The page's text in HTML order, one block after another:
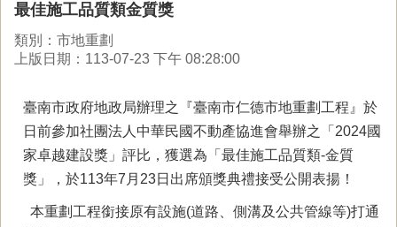
最佳施工品質類金質獎
類別：市地重劃
上版日期：113-07-23 下午 08:28:00
臺南市政府地政局辦理之『臺南市仁德市地重劃工程』於
日前參加社團法人中華民國不動產協進會舉辦之「2024國
家卓越建設獎」評比，獲選為「最佳施工品質類-金質
獎」，於113年7月23日出席頒獎典禮接受公開表揚！
本重劃工程銜接原有設施(道路、側溝及公共管線等)打通